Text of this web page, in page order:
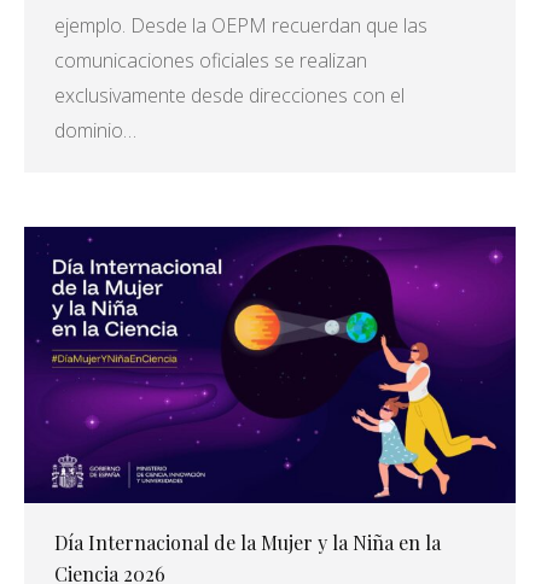
ejemplo. Desde la OEPM recuerdan que las
comunicaciones oficiales se realizan
exclusivamente desde direcciones con el
dominio…
Día Internacional de la Mujer y la Niña en la
Ciencia 2026